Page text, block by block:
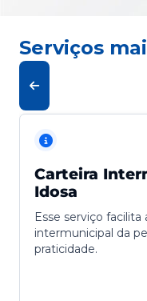
Serviços
Carteira
Idosa
Esse serviço facilita
intermunicipal da
praticidade.